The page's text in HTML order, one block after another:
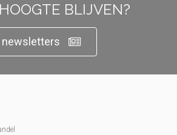
BLIJVEN?
newsletters